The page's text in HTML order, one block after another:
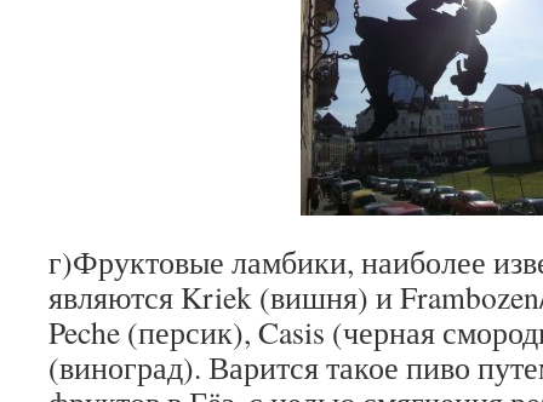
г)Фруктовые ламбики, наиболее
являются Kriek (вишня) и
Peche (персик), Casis (черная
(виноград). Варится такое пиво